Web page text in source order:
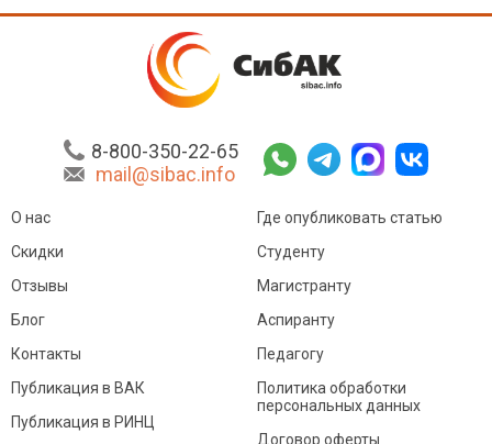
8-800-350-22-65
mail@sibac.info
О нас
Скидки
Отзывы
Блог
Контакты
Где опубликовать статью
Студенту
Магистранту
Аспиранту
Педагогу
Публикация в ВАК
Публикация в РИНЦ
Политика обработки
персональных данных
Договор оферты